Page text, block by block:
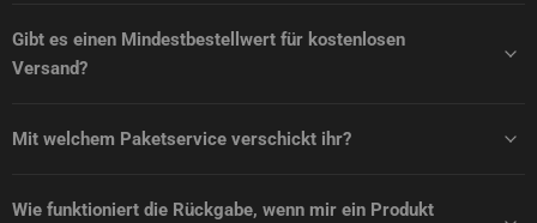
Gibt es einen Mindestbestellwert für kostenlosen
Versand?
Mit welchem Paketservice verschickt ihr?
Wie funktioniert die Rückgabe, wenn mir ein Produkt